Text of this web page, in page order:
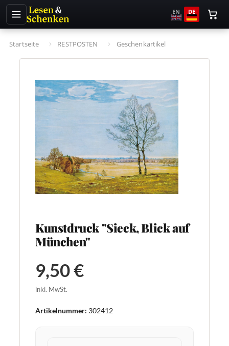
EN DE
Startseite RESTPOSTEN Geschenkartikel
Kunstdruck "Sieck, Blick auf
München"
9,50 €
inkl. MwSt.
Artikelnummer: 302412